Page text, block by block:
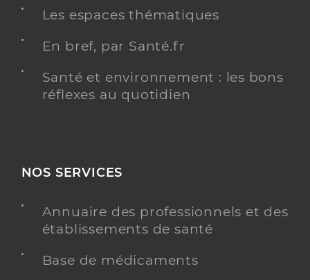
Les espaces thématiques
En bref, par Santé.fr
Santé et environnement : les bons
réflexes au quotidien
NOS SERVICES
Annuaire des professionnels et des
établissements de santé
Base de médicaments